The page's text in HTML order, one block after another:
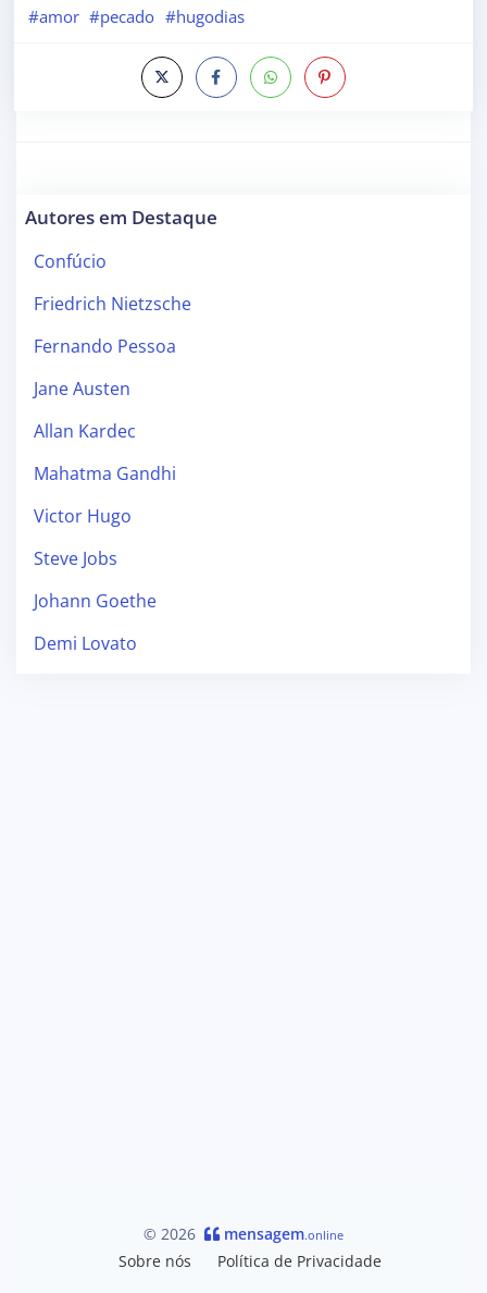
#amor #pecado #hugodias
Autores em Destaque
Confúcio
Friedrich Nietzsche
Fernando Pessoa
Jane Austen
Allan Kardec
Mahatma Gandhi
Victor Hugo
Steve Jobs
Johann Goethe
Demi Lovato
© 2026 mensagem.online
Sobre nós Política de Privacidade